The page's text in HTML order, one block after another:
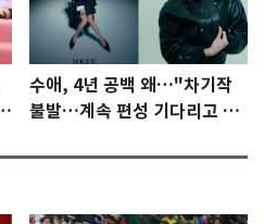
수애, 4년 공백 왜…"차기작
불발…계속 편성 기다리고 있